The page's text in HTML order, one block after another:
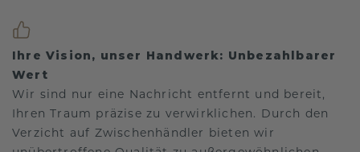
Ihre Vision, unser Handwerk: Unbezahlbarer
Wert
Wir sind nur eine Nachricht entfernt und bereit,
Ihren Traum präzise zu verwirklichen. Durch den
Verzicht auf Zwischenhändler bieten wir